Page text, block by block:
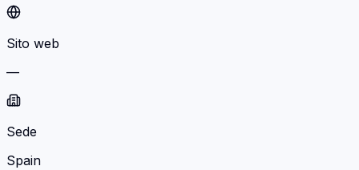
Sito web
—
Sede
Spain